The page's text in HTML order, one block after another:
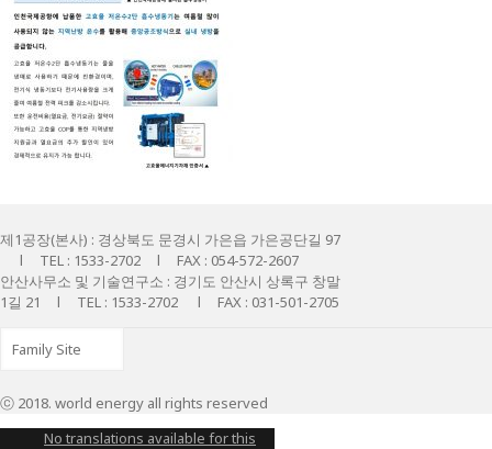
제1공장(본사) : 경상북도 문경시 가은읍 가은공단길 97
l TEL : 1533-2702 l FAX : 054-572-2607
안산사무소 및 기술연구소 : 경기도 안산시 상록구 창말
1길 21 l TEL : 1533-2702 l FAX : 031-501-2705
ⓒ 2018. world energy all rights reserved
No translations available for this